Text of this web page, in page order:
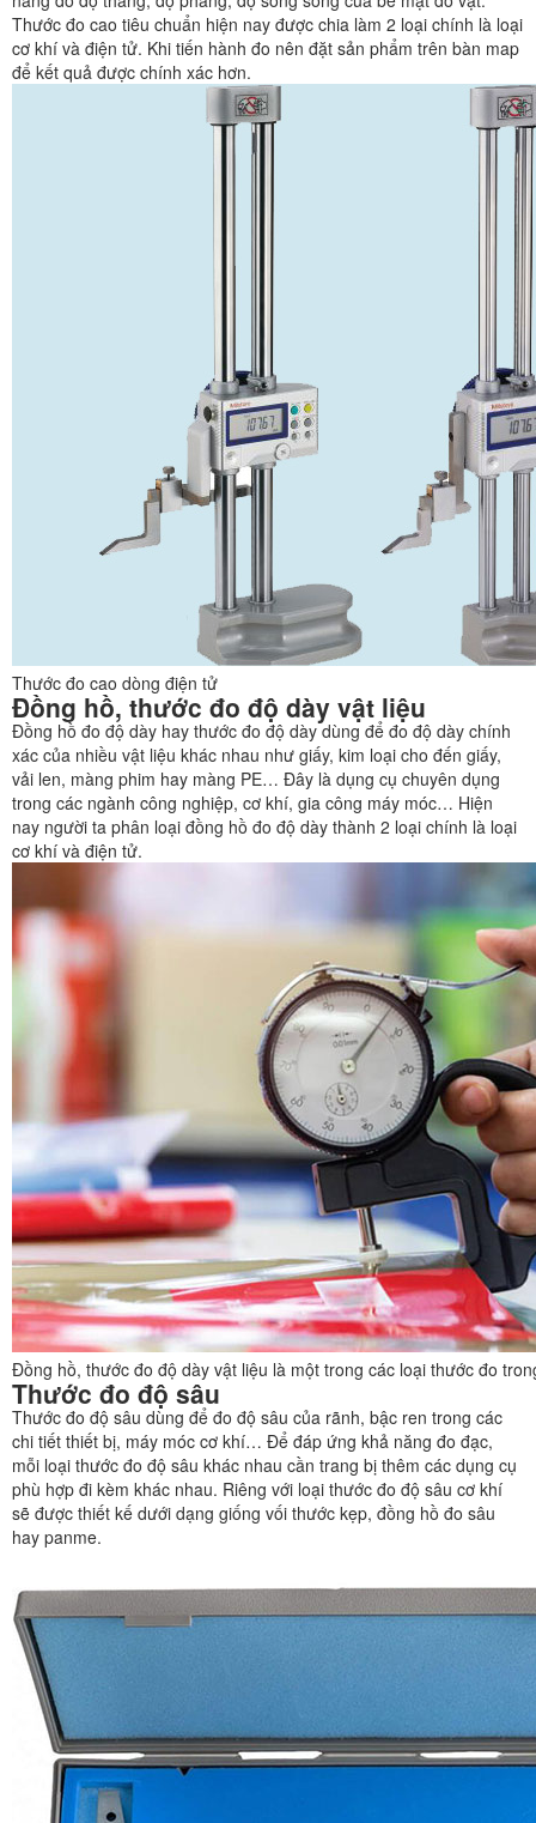
Thước đo cao tiêu chuẩn hiện nay được chia làm 2 loại chính là loại
cơ khí và điện tử. Khi tiến hành đo nên đặt sản phẩm trên bàn map
để kết quả được chính xác hơn.
Thước đo cao dòng điện tử
Đồng hồ, thước đo độ dày vật liệu
Đồng hồ đo độ dày hay thước đo độ dày dùng để đo độ dày chính
xác của nhiều vật liệu khác nhau như giấy, kim loại cho đến giấy,
vải len, màng phim hay màng PE… Đây là dụng cụ chuyên dụng
trong các ngành công nghiệp, cơ khí, gia công máy móc… Hiện
nay người ta phân loại đồng hồ đo độ dày thành 2 loại chính là loại
cơ khí và điện tử.
Đồng hồ, thước đo độ dày vật liệu là một trong các loại thước đo
Thước đo độ sâu
Thước đo độ sâu dùng để đo độ sâu của rãnh, bậc ren trong các
chi tiết thiết bị, máy móc cơ khí… Để đáp ứng khả năng đo đạc,
mỗi loại thước đo độ sâu khác nhau cần trang bị thêm các dụng cụ
phù hợp đi kèm khác nhau. Riêng với loại thước đo độ sâu cơ khí
sẽ được thiết kế dưới dạng giống vối thước kẹp, đồng hồ đo sâu
hay panme.